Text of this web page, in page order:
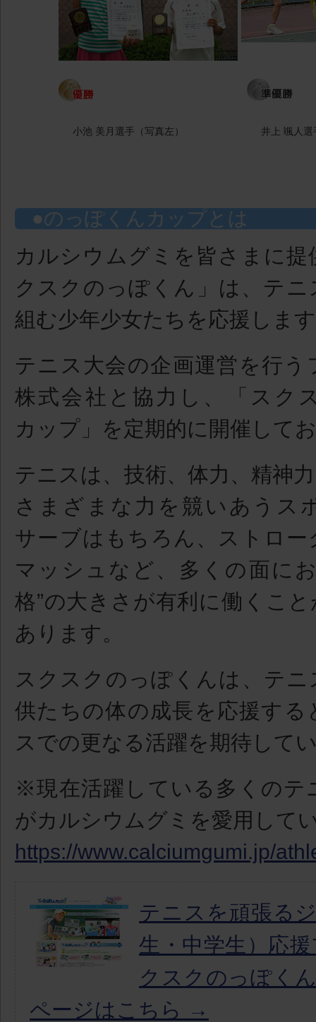
小池 美月選手（写真左） 井上 颯人
のっぽくんカップとは
カルシウムグミを皆さまに
クスクのっぽくん」は、テ
組む少年少女たちを応援しま
テニス大会の企画運営を行う
株式会社と協力し、「スク
カップ」を定期的に開催して
テニスは、技術、体力、精神
さまざまな力を競いあうス
サーブはもちろん、ストロー
マッシュなど、多くの面に
格”の大きさが有利に働くこ
あります。
スクスクのっぽくんは、テ
供たちの体の成長を応援する
スでの更なる活躍を期待して
※現在活躍している多くのテ
がカルシウムグミを愛用して
https://www.calciumgumi.jp/
テニスを頑張る
生・中学生）応
クスクのっぽく
ページはこちら →